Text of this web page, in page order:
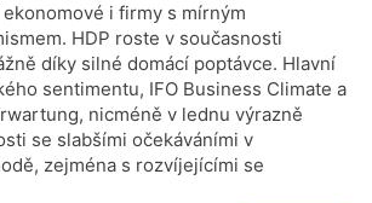
i firmy s mírným
HDP roste v současnosti
díky silné domácí poptávce. Hlavní
sentimentu, IFO Business Climate a
nicméně v lednu výrazně
se slabšími očekáváními v
zejména s rozvíjejícími se